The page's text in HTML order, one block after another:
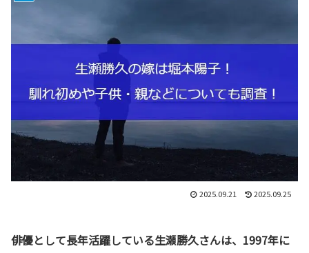
2025.09.21 2025.09.25
俳優として長年活躍している生瀬勝久さんは、1997年に